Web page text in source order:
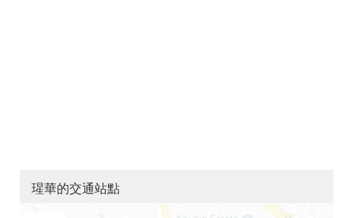
瑆華的交通站點